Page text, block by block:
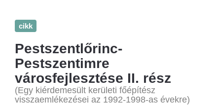
cikk
Pestszentlőrinc-
Pestszentimre
városfejlesztése II. rész
(Egy kiérdemesült kerületi főépítész
visszaemlékezései az 1992-1998-as évekre)